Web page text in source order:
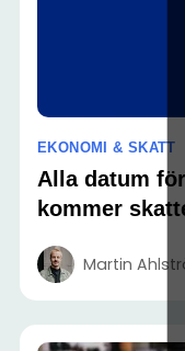
EKONOMI & SKATT
Alla datum
kommer
Martin